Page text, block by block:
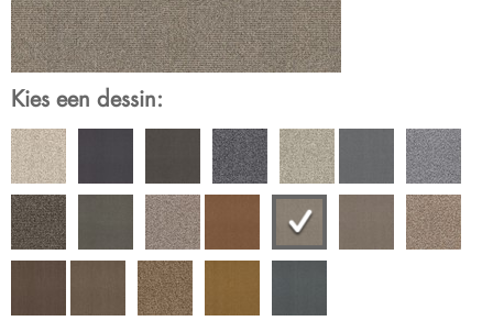
Kies een dessin: